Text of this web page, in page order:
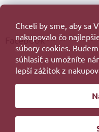
Chceli by sme, aby sa
nakupovalo čo
súbory cookies.
súhlasiť a umožníte
lepší zážitok z
Facebook
Copyright